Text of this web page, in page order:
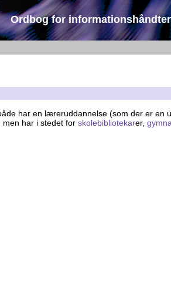
Ordbog for
har en læreruddannelse (som der er en
har i stedet for skolebibliotekarer,